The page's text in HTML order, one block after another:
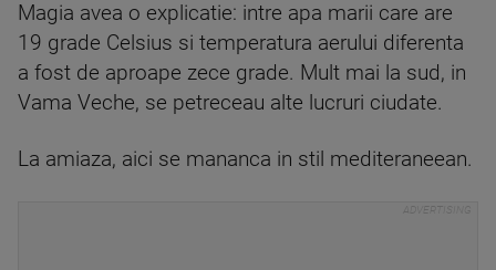
Magia avea o explicatie: intre apa marii care are
19 grade Celsius si temperatura aerului diferenta
a fost de aproape zece grade. Mult mai la sud, in
Vama Veche, se petreceau alte lucruri ciudate.
La amiaza, aici se mananca in stil mediteraneean.